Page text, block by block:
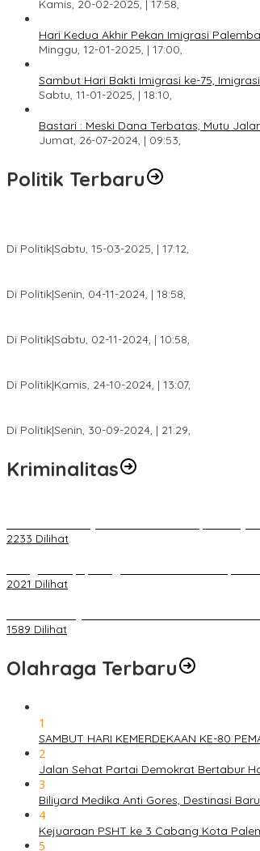
Kamis, 20-02-2025, | 17:58,
Hari Kedua Akhir Pekan Imigrasi
Minggu, 12-01-2025, | 17:00,
Sambut Hari Bakti Imigrasi ke-75,
Sabtu, 11-01-2025, | 18:10,
Bastari : Meski Dana Terbatas, Mutu
Jumat, 26-07-2024, | 09:53,
Politik Terbaru
Di Politik|Sabtu, 15-03-2025, | 17:12,
Di Politik|Senin, 04-11-2024, | 18:58,
Di Politik|Sabtu, 02-11-2024, | 10:58,
Di Politik|Kamis, 24-10-2024, | 13:07,
Di Politik|Senin, 30-09-2024, | 21:29,
Kriminalitas
2233 Dilihat
2021 Dilihat
1589 Dilihat
Olahraga Terbaru
1
SAMBUT HARI KEMERDEKAAN KE-80
2
Jalan Sehat Partai Demokrat Bertabur
3
Biliyard Medika Anti Gores, Destinasi
4
Kejuaraan PSHT ke 3 Cabang Kota
5